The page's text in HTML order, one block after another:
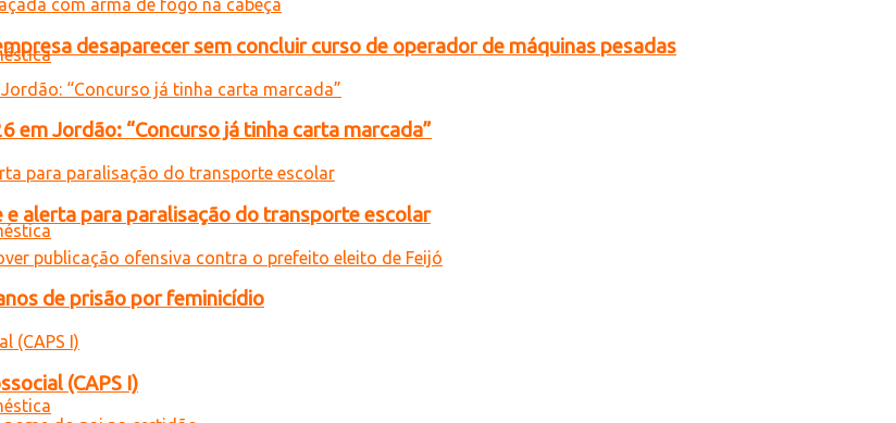
desaparecer sem concluir curso de operador de máquinas pesadas
Jordão: “Concurso já tinha carta marcada”
alerta para paralisação do transporte escolar
de prisão por feminicídio
(CAPS I)